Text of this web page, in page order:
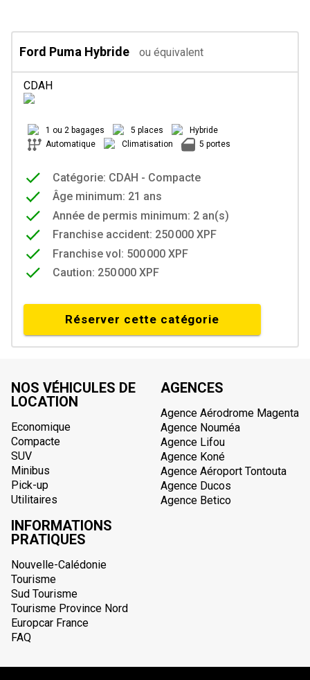
Ford Puma Hybride ou équivalent
CDAH
1 ou 2 bagages 5 places
Hybride
Automatique
Climatisation 5 portes
Catégorie: CDAH - Compacte
Âge minimum: 21 ans
Année de permis minimum: 2 an(s)
Franchise accident: 250 000 XPF
Franchise vol: 500 000 XPF
Caution: 250 000 XPF
Réserver cette catégorie
NOS VÉHICULES DE
LOCATION
Economique
Compacte
SUV
Minibus
Pick-up
Utilitaires
AGENCES
Agence Aérodrome Magenta
Agence Nouméa
Agence Lifou
Agence Koné
Agence Aéroport Tontouta
Agence Ducos
Agence Betico
INFORMATIONS
PRATIQUES
Nouvelle-Calédonie
Tourisme
Sud Tourisme
Tourisme Province Nord
Europcar France
FAQ